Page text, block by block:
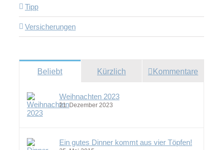
Tipp
Versicherungen
Beliebt Kürzlich Kommentare
Weihnachten 2023
21. Dezember 2023
Ein gutes Dinner kommt aus vier Töpfen!